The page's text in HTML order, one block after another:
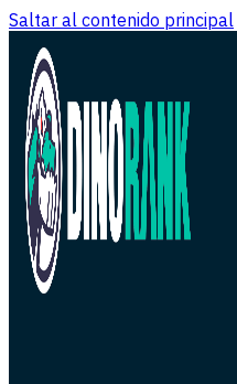
Saltar al contenido principal